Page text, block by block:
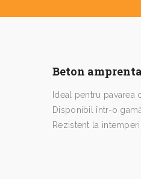
Beton
Ideal pentru
Disponibil într-o
Rezistent la